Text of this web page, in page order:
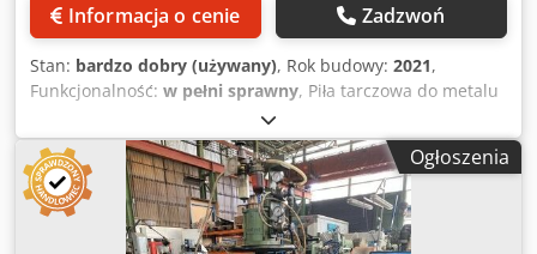
Informacja o cenie Zadzwoń
Stan: bardzo dobry (używany), Rok budowy: 2021,
Funkcjonalność: w pełni sprawny, Piła tarczowa do metalu
Kaltenbach KKS 450 U (2021) Cedpfx Ajzlx Dijfpjrf
Producent: Kaltenbach Model: KKS 450 U Rok produkcji:
2021 Stan: używana, bardzo dobry Wyposażenie: -
Dokumentacja - Podajnik rolkowy o długości 2 m -
Odbiornik rolkowy o długości 2 m z cyfrowym
ogranicznikiem materiału - 2 x tarcze piły
Ogłoszenia